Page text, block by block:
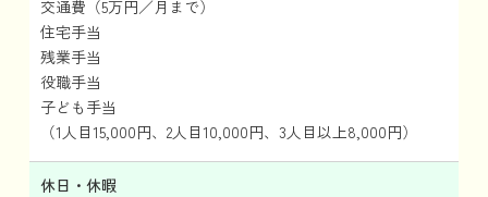
交通費（5万円／月まで）
住宅手当
残業手当
役職手当
子ども手当
（1人目15,000円、2人目10,000円、3人目以上8,000円）
休日・休暇